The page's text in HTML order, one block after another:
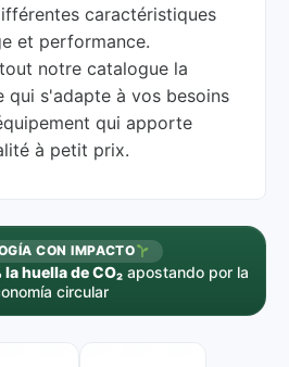
caractéristiques
et performance.
notre catalogue la
qui s'adapte à vos besoins
qui apporte
à petit prix.
CON IMPACTO
la huella de CO₂apostando por la
circular